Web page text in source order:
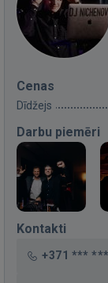
Cenas
Dīdžejs
Darbu piemēri
Kontakti
+371 *** ***